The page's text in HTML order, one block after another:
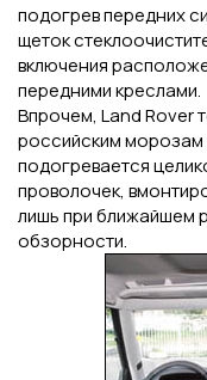
подогрев передних
щеток
включения
передними креслами.
Впрочем, Land Rover
российским
подогревается
проволочек,
лишь при ближайшем
обзорности.